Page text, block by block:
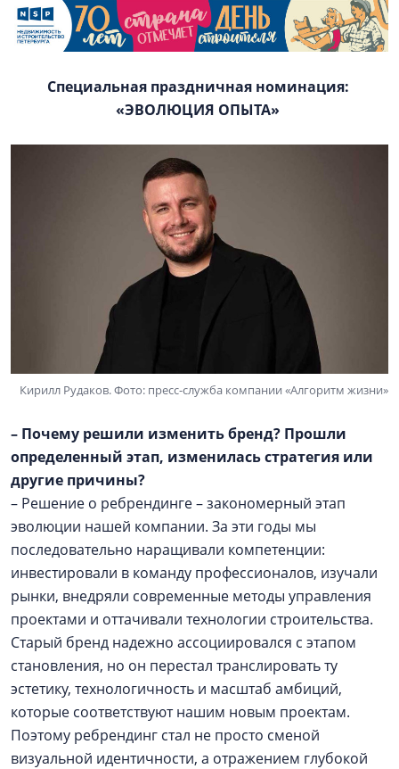
Специальная праздничная номинация:
«ЭВОЛЮЦИЯ ОПЫТА»
Кирилл Рудаков. Фото: пресс-служба компании «Алгоритм жизни»
– Почему решили изменить бренд? Прошли
определенный этап, изменилась стратегия или
другие причины?
– Решение о ребрендинге – закономерный этап
эволюции нашей компании. За эти годы мы
последовательно наращивали компетенции:
инвестировали в команду профессионалов, изучали
рынки, внедряли современные методы управления
проектами и оттачивали технологии строительства.
Старый бренд надежно ассоциировался с этапом
становления, но он перестал транслировать ту
эстетику, технологичность и масштаб амбиций,
которые соответствуют нашим новым проектам.
Поэтому ребрендинг стал не просто сменой
визуальной идентичности, а отражением глубокой